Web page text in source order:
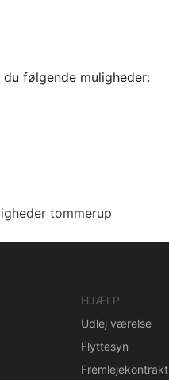
følgende muligheder:
tommerup
HJÆLP
Udlej værelse
Flyttesyn
Fremlejekontrakt